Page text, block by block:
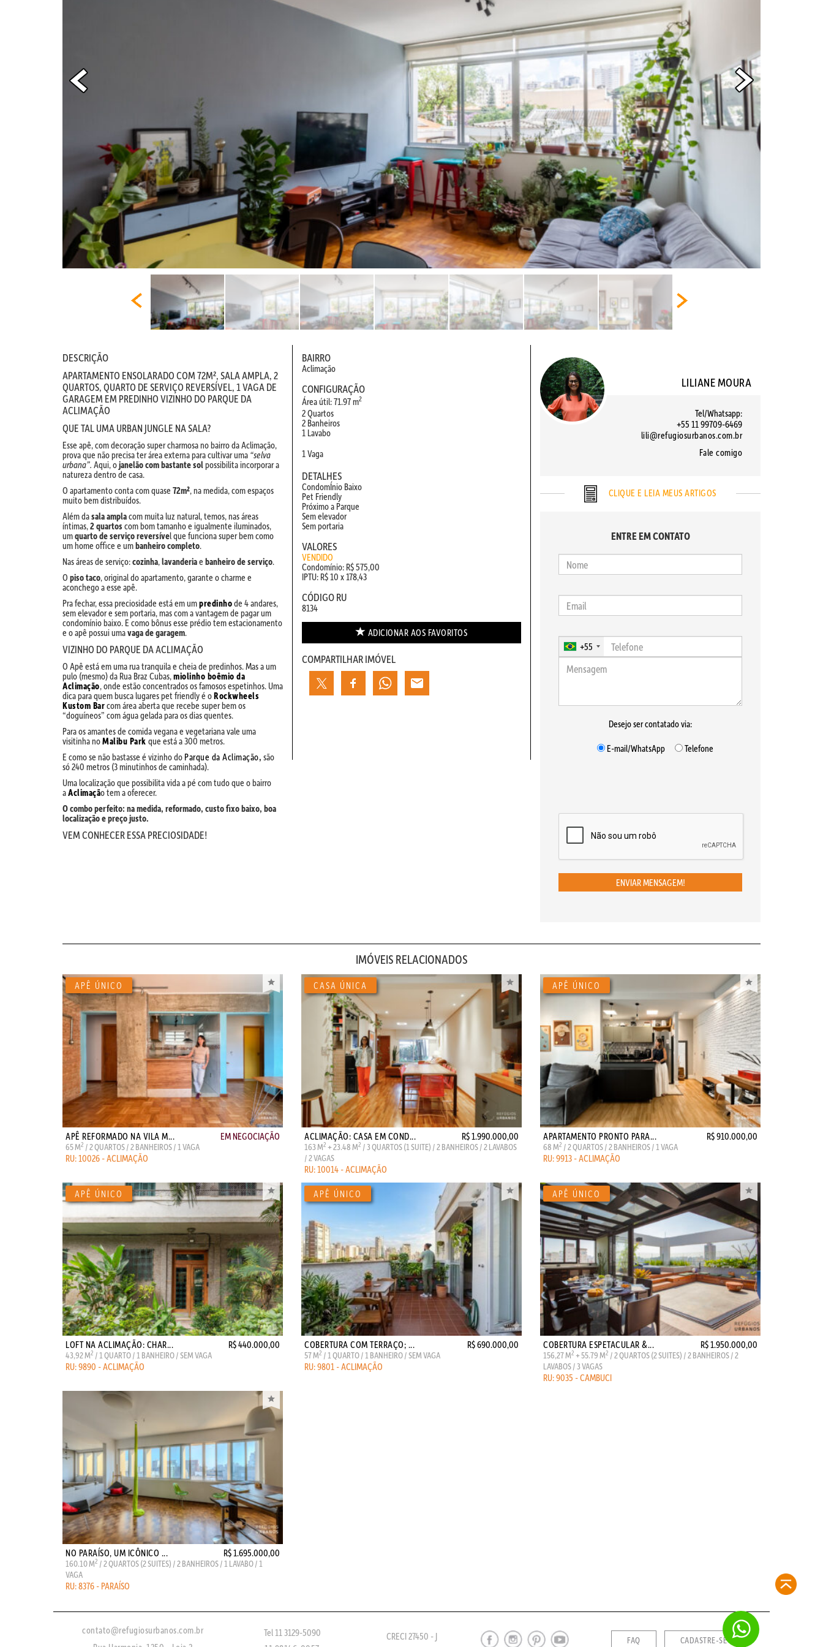
DESCRIÇÃO
APARTAMENTO ENSOLARADO COM 72M², SALA AMPLA, 2
QUARTOS, QUARTO DE SERVIÇO REVERSÍVEL, 1 VAGA DE
GARAGEM EM PREDINHO VIZINHO DO PARQUE DA
ACLIMAÇÃO
QUE TAL UMA URBAN JUNGLE NA SALA?
Esse apê, com decoração super charmosa no bairro da Aclimação,
prova que não precisa ter área externa para cultivar uma “selva
urbana”. Aqui, ojanelão com bastante solpossibilita incorporar a
natureza dentro de casa.
O apartamento conta com quase 72m², na medida, com espaços
muito bem distribuídos.
Além dasala amplacom muita luz natural, temos, nas áreas
íntimas,2 quartos com bom tamanho e igualmente iluminados,
umquarto de serviço reversível que funciona super bem como
um home office e umbanheiro completo.
Nas áreas de serviço:cozinha,lavanderiae banheiro de serviço.
O piso taco, original do apartamento, garante o charme e
aconchego a esse apê.
Pra fechar, essa preciosidade está em umpredinhode 4 andares,
sem elevador e sem portaria, mas com a vantagem de pagar um
condomínio baixo. E como bônus esse prédio tem estacionamento
e o apê possui umavaga de garagem.
VIZINHO DO PARQUE DA ACLIMAÇÃO
O Apê está em uma rua tranquila e cheia de predinhos. Mas a um
pulo (mesmo) da Rua Braz Cubas,miolinho boêmio da
Aclimação, onde estão concentrados os famosos espetinhos. Uma
dica para quem busca lugares pet friendly é oRockwheels
Kustom Barcom área aberta que recebe super bem os
“doguíneos” com água gelada para os dias quentes.
Para os amantes de comida vegana e vegetariana vale uma
visitinha noMalibu Park que está a 300 metros.
E como se não bastasse é vizinho do Parque da Aclimação, são
só 240 metros (3 minutinhos de caminhada).
Uma localização que possibilita vida a pé com tudo que o bairro
aAclimação tem a oferecer.
O combo perfeito: na medida, reformado, custo fixo baixo, boa
localização e preço justo.
VEM CONHECER ESSA PRECIOSIDADE!
BAIRRO
Aclimação
CONFIGURAÇÃO
Área útil: 71.97 m2
2 Quartos
2 Banheiros
1 Lavabo
1 Vaga
DETALHES
CondomÍnio Baixo
Pet Friendly
Próximo a Parque
Sem elevador
Sem portaria
VALORES
VENDIDO
Condomínio: R$ 575,00
IPTU: R$ 10 x 178,43
CÓDIGO RU
8134
ADICIONAR AOS FAVORITOS
COMPARTILHAR IMÓVEL
LILIANE MOURA
Tel/Whatsapp:
+55 11 99709-6469
lili@refugiosurbanos.com.br
Fale comigo
CLIQUE E LEIA MEUS ARTIGOS
ENTRE EM CONTATO
+55
Desejo ser contatado via:
E-mail/WhatsApp
Telefone
ENVIAR MENSAGEM!
IMÓVEIS RELACIONADOS
APÊ REFORMADO NA VILA M... EM NEGOCIAÇÃO
65 M2 / 2 QUARTOS / 2 BANHEIROS / 1 VAGA
RU: 10026 - ACLIMAÇÃO
ACLIMAÇÃO: CASA EM COND... R$ 1.990.000,00
163 M2 + 23.48 M2 / 3 QUARTOS (1 SUITE) / 2 BANHEIROS / 2 LAVABOS
/ 2 VAGAS
RU: 10014 - ACLIMAÇÃO
APARTAMENTO PRONTO PARA... R$ 910.000,00
68 M2 / 2 QUARTOS / 2 BANHEIROS / 1 VAGA
RU: 9913 - ACLIMAÇÃO
LOFT NA ACLIMAÇÃO: CHAR... R$ 440.000,00
43,92 M2 / 1 QUARTO / 1 BANHEIRO / SEM VAGA
RU: 9890 - ACLIMAÇÃO
COBERTURA COM TERRAÇO; ... R$ 690.000,00
57 M2 / 1 QUARTO / 1 BANHEIRO / SEM VAGA
RU: 9801 - ACLIMAÇÃO
COBERTURA ESPETACULAR &... R$ 1.950.000,00
156,27 M2 + 55.79 M2 / 2 QUARTOS (2 SUITES) / 2 BANHEIROS / 2
LAVABOS / 3 VAGAS
RU: 9035 - CAMBUCI
NO PARAÍSO, UM ICÔNICO ... R$ 1.695.000,00
160.10 M2 / 2 QUARTOS (2 SUITES) / 2 BANHEIROS / 1 LAVABO / 1
VAGA
RU: 8376 - PARAÍSO
contato@refugiosurbanos.com.br
Tel 11 3129-5090
CRECI 27450 - J FAQ CADASTRE-SE